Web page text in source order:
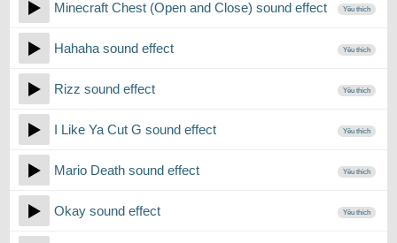
Minecraft Chest (Open and Close) sound effect Yêu thích
Hahaha sound effect Yêu thích
Rizz sound effect Yêu thích
I Like Ya Cut G sound effect Yêu thích
Mario Death sound effect Yêu thích
Okay sound effect Yêu thích